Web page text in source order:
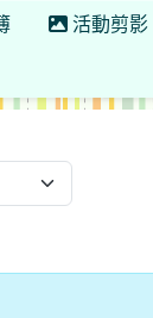
活動剪影
甯